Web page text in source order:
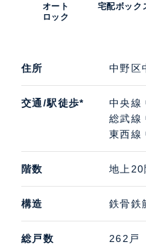
オート
ロック
宅配ボック
住所 中野区
交通/駅徒歩*
中央線
総武線
東西線
階数 地上20
構造 鉄骨鉄
総戸数 262戸